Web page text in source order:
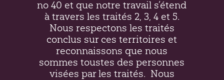
no 40 et que notre travail s’étend
à travers les traités 2, 3, 4 et 5.
Nous respectons les traités
conclus sur ces territoires et
reconnaissons que nous
sommes toustes des personnes
visées par les traités. Nous